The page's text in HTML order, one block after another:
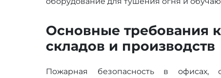
Основные требования
складов и производств
Пожарная безопасность в офисах,